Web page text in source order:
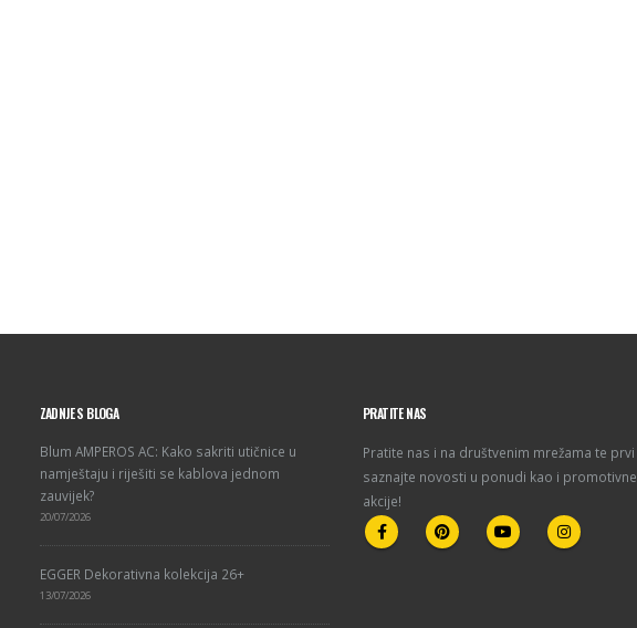
ZADNJE S BLOGA
Blum AMPEROS AC: Kako sakriti utičnice u
namještaju i riješiti se kablova jednom
zauvijek?
20/07/2026
EGGER Dekorativna kolekcija 26+
13/07/2026
PRATITE NAS
Pratite nas i na društvenim mrežama te prvi
saznajte novosti u ponudi kao i promotivne
akcije!